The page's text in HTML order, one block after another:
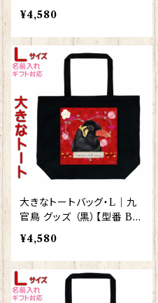
0】KYAPIArt きゃぴあーと
¥4,580
大きなトートバッグ・L｜九
官鳥 グッズ （黒）【型番 BL
-70】KYAPIArt きゃぴあー
と
¥4,580